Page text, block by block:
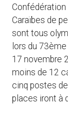
Confédération
Caraïbes de
sont tous
lors du
17 novembre
moins de 12
cinq postes
places iront à